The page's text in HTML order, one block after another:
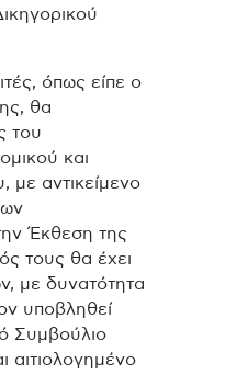
όπως είπε ο
θα
του
και
με αντικείμενο
Έκθεση της
τους θα έχει
με δυνατότητα
υποβληθεί
Συμβούλιο
αιτιολογημένο